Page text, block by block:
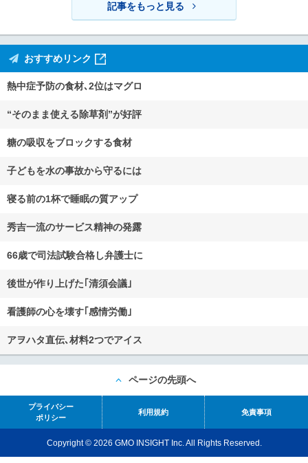
記事をもっと見る
おすすめリンク
熱中症予防の食材､2位はマグロ
“そのまま使える除草剤”が好評
糖の吸収をブロックする食材
子どもを水の事故から守るには
寝る前の1杯で睡眠の質アップ
秀吉一流のサービス精神の発露
66歳で司法試験合格し弁護士に
後世が作り上げた｢清須会議｣
看護師の心を壊す｢感情労働｣
アヲハタ直伝､材料2つでアイス
ページの先頭へ
プライバシー
ポリシー
利用規約 免責事項
Copyright © 2026 GMO INSIGHT Inc. All Rights Reserved.